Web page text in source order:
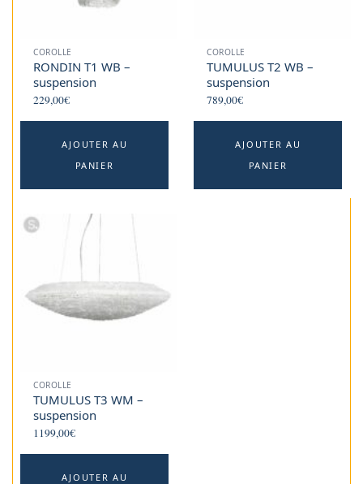
COROLLE
RONDIN T1 WB –
suspension
229,00€
AJOUTER AU
PANIER
COROLLE
TUMULUS T2 WB –
suspension
789,00€
AJOUTER AU
PANIER
COROLLE
TUMULUS T3 WM –
suspension
1199,00€
AJOUTER AU